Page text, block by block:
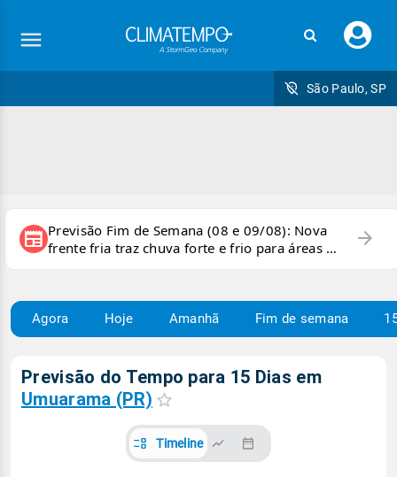
seu
São Paulo, SP
newspaper Previsão Fim de Semana (08 e 09/08): Nova
frente fria traz chuva forte e frio para áreas do
país
arrow_forward
Agora Hoje Amanhã Fim de semana
Previsão do Tempo para 15 Dias em
Umuarama (PR)
Timeline